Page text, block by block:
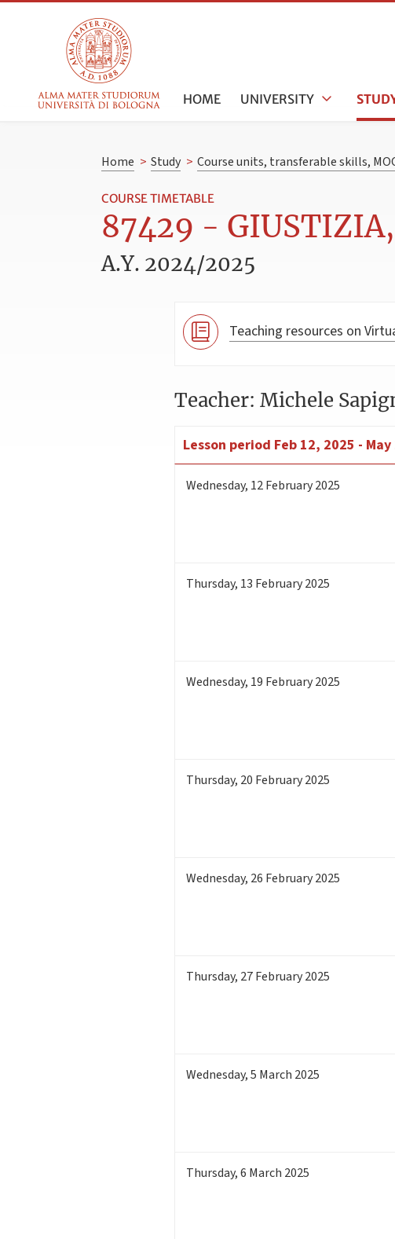
HOME UNIVERSITY
Home > Study > Course units, transferable skills,
COURSE TIMETABLE
87429 -
A.Y. 2024/2025
Teaching resources on
Teacher: Michele
Lesson period Feb 12, 2025 -
Wednesday, 12February 2025
Thursday, 13 February 2025
Wednesday, 19 February 2025
Thursday, 20 February 2025
Wednesday, 26 February 2025
Thursday, 27February 2025
Wednesday,5 March 2025
Thursday,6 March 2025